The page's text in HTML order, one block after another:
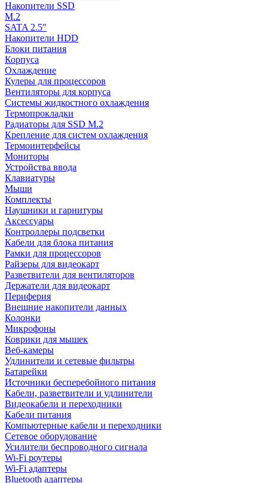
Накопители SSD
M.2
SATA 2.5"
Накопители HDD
Блоки питания
Корпуса
Охлаждение
Кулеры для процессоров
Вентиляторы для корпуса
Системы жидкостного охлаждения
Термопрокладки
Радиаторы для SSD M.2
Крепление для систем охлаждения
Термоинтерфейсы
Мониторы
Устройства ввода
Клавиатуры
Мыши
Комплекты
Наушники и гарнитуры
Аксессуары
Контроллеры подсветки
Кабели для блока питания
Рамки для процессоров
Райзеры для видеокарт
Разветвители для вентиляторов
Держатели для видеокарт
Периферия
Внешние накопители данных
Колонки
Микрофоны
Коврики для мышек
Веб-камеры
Удлинители и сетевые фильтры
Батарейки
Источники бесперебойного питания
Кабели, разветвители и удлинители
Видеокабели и переходники
Кабели питания
Компьютерные кабели и переходники
Сетевое оборудование
Усилители беспроводного сигнала
Wi-Fi роутеры
Wi-Fi адаптеры
Bluetooth адаптеры